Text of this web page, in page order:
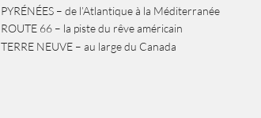
PYRÉNÉES – de l’Atlantique à la Méditerranée
ROUTE 66 – la piste du rêve américain
TERRE NEUVE – au large du Canada